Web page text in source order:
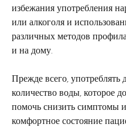
избежания употребления
или алкоголя и
различных методов
и на дому.
Прежде всего, употреблять
количество воды, которое
помочь снизить симптомы
комфортное состояние